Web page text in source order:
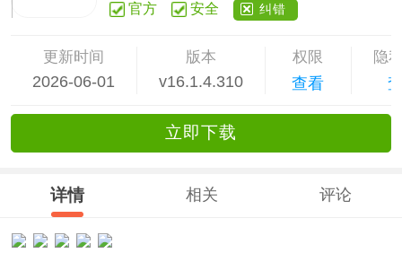
官方 安全 纠错
更新时间
2026-06-01
版本
v16.1.4.310
权限
查看
隐
立即下载
详情 相关 评论